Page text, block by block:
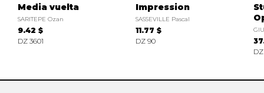
Media vuelta
SARITEPE Ozan
9.42 $
DZ 3601
Impression
SASSEVILLE Pascal
11.77 $
DZ 90